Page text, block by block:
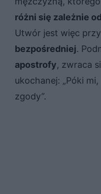
różni się zależnie
Utwór jest więc
bezpośredniej.
apostrofy, zwraca
ukochanej: „Póki
zgody”.